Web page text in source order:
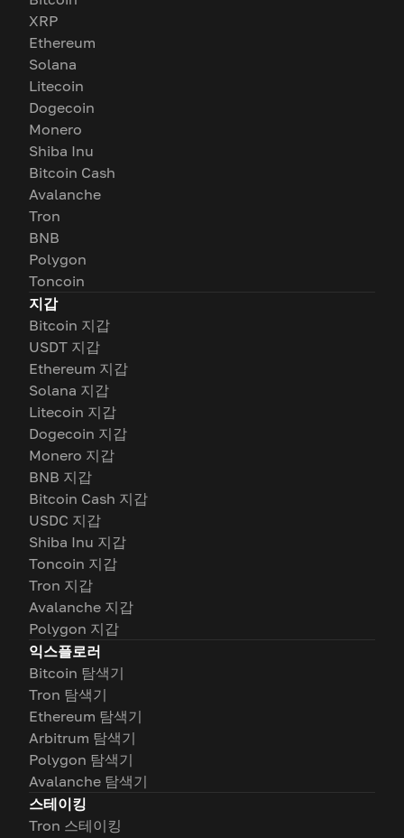
XRP
Ethereum
Solana
Litecoin
Dogecoin
Monero
Shiba Inu
Bitcoin Cash
Avalanche
Tron
BNB
Polygon
Toncoin
지갑
Bitcoin 지갑
USDT 지갑
Ethereum 지갑
Solana 지갑
Litecoin 지갑
Dogecoin 지갑
Monero 지갑
BNB 지갑
Bitcoin Cash 지갑
USDC 지갑
Shiba Inu 지갑
Toncoin 지갑
Tron 지갑
Avalanche 지갑
Polygon 지갑
익스플로러
Bitcoin 탐색기
Tron 탐색기
Ethereum 탐색기
Arbitrum 탐색기
Polygon 탐색기
Avalanche 탐색기
스테이킹
Tron 스테이킹